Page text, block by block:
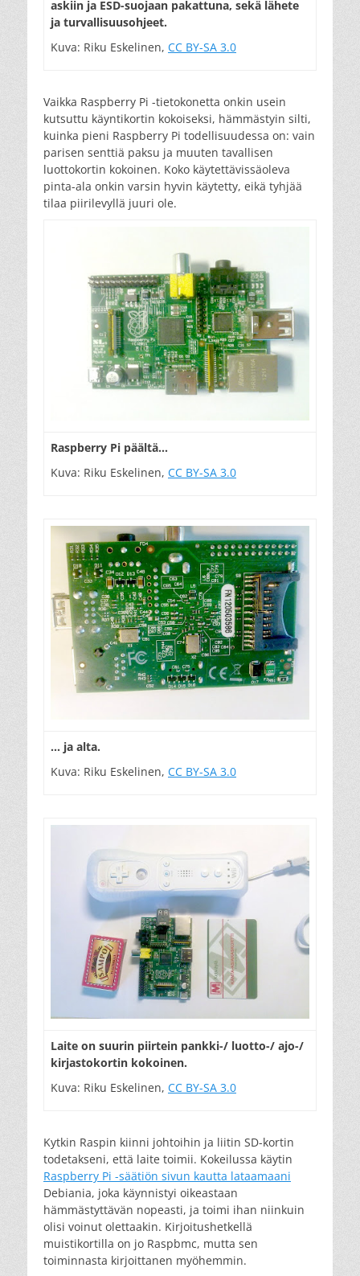
askiin ja ESD-suojaan pakattuna, sekä lähete
ja turval­li­suus­ohjeet.
Kuva: Riku Eskelinen, CC BY-SA 3.0
Vaikka Raspberry Pi -tietokonetta onkin usein
kutsuttu käyntikortin kokoiseksi, hämmästyin silti,
kuinka pieni Raspberry Pi todellisuudessa on: vain
parisen senttiä paksu ja muuten tavallisen
luottokortin kokoinen. Koko käytettävissäoleva
pinta-ala onkin varsin hyvin käytetty, eikä tyhjää
tilaa piirilevyllä juuri ole.
Raspberry Pi päältä…
Kuva: Riku Eskelinen, CC BY-SA 3.0
… ja alta.
Kuva: Riku Eskelinen, CC BY-SA 3.0
Laite on suurin piirtein pankki-/ luotto-/ ajo-/
kirjastokortin kokoinen.
Kuva: Riku Eskelinen, CC BY-SA 3.0
Kytkin Raspin kiinni johtoihin ja liitin SD-kortin
todetakseni, että laite toimii. Kokeilussa käytin
Raspberry Pi -säätiön sivun kautta lataamaani
Debiania, joka käynnistyi oikeastaan
hämmästyttävän nopeasti, ja toimi ihan niinkuin
olisi voinut olettaakin. Kirjoitushetkellä
muistikortilla on jo Raspbmc, mutta sen
toiminnasta kirjoittanen myöhemmin.